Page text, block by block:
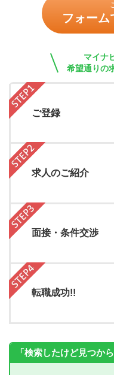
フォーム
マイナ
希望通りの
ご登録
求人のご紹介
面接・条件交渉
転職成功!!
「検索したけど見つか